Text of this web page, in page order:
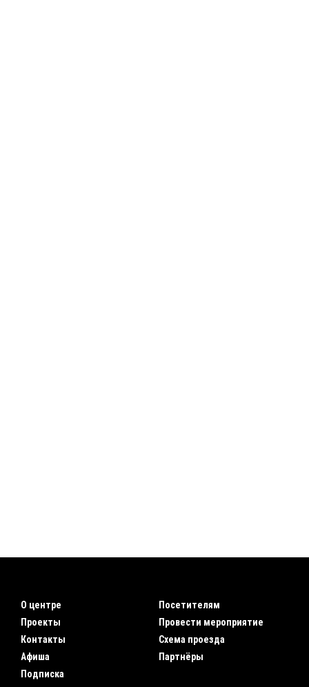
О центре
Проекты
Контакты
Афиша
Подписка
Посетителям
Провести мероприятие
Схема проезда
Партнёры